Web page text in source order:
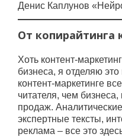
Денис Каплунов
От копирайтинга
Хоть контент-
бизнеса, я отделяю
контент-маркетинге
читателя, чем
продаж.
экспертные тексты,
реклама – все это